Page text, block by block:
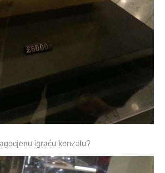
igraću konzolu?